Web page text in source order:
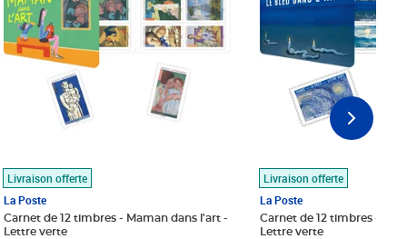
Livraison offerte
La Poste
Carnet de 12 timbres - Maman dans l'art -
Lettre verte
Livraison offerte
La Poste
Carnet de 12 timbres - Le
Lettre verte